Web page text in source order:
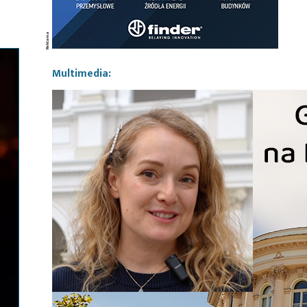
Multimedia: